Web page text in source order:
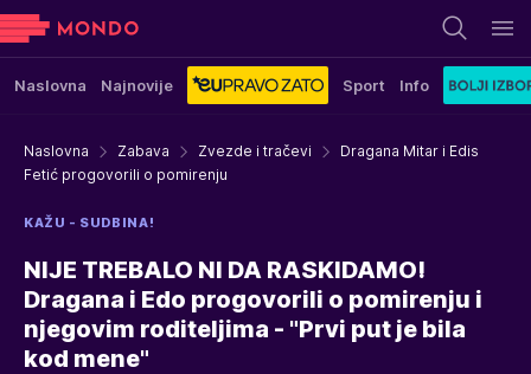
Naslovna Najnovije Sport Info
Naslovna Zabava Zvezde i tračevi
Dragana Mitar i Edis
Fetić progovorili o pomirenju
KAŽU - SUDBINA!
NIJE TREBALO NI DA RASKIDAMO!
Dragana i Edo progovorili o pomirenju i
njegovim roditeljima - "Prvi put je bila
kod mene"